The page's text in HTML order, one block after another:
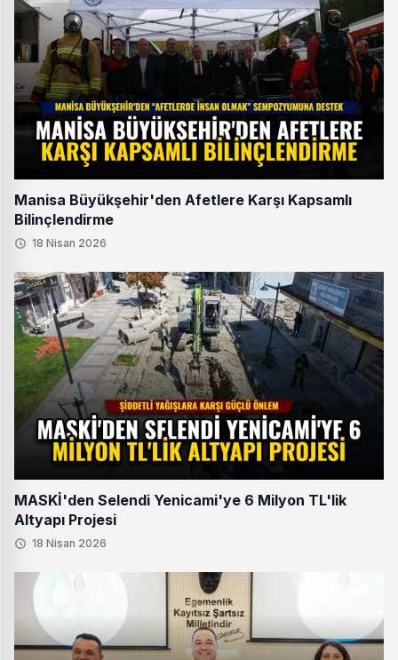
Manisa Büyükşehir'den Afetlere Karşı Kapsamlı
Bilinçlendirme
18 Nisan 2026
MASKİ'den Selendi Yenicami'ye 6 Milyon TL'lik
Altyapı Projesi
18 Nisan 2026